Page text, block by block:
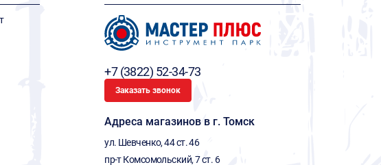
+7 (3822) 52-34-73
Заказать звонок
Адреса магазинов в г. Томск
ул. Шевченко, 44 ст. 46
пр-т Комсомольский, 7 ст. 6